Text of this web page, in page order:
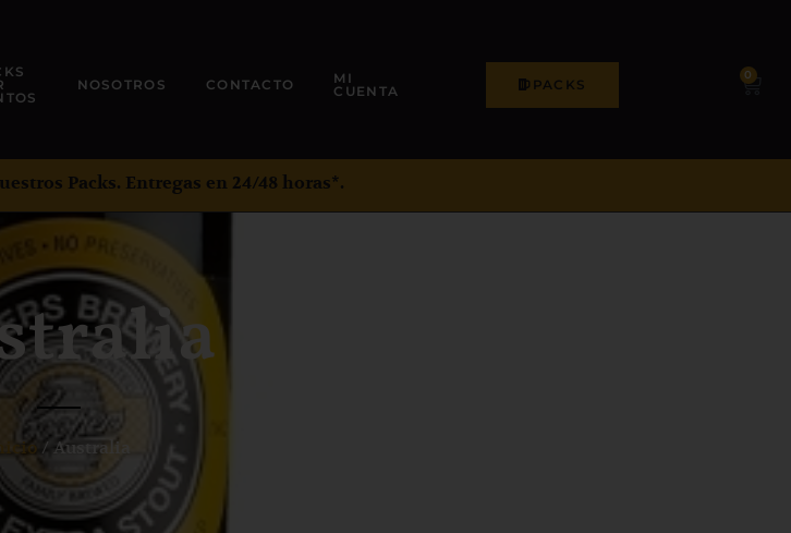
NOSOTROS CONTACTO
MI
CUENTA
PACKS
0
Packs. Entregas en 24/48 horas*.
/ Australia